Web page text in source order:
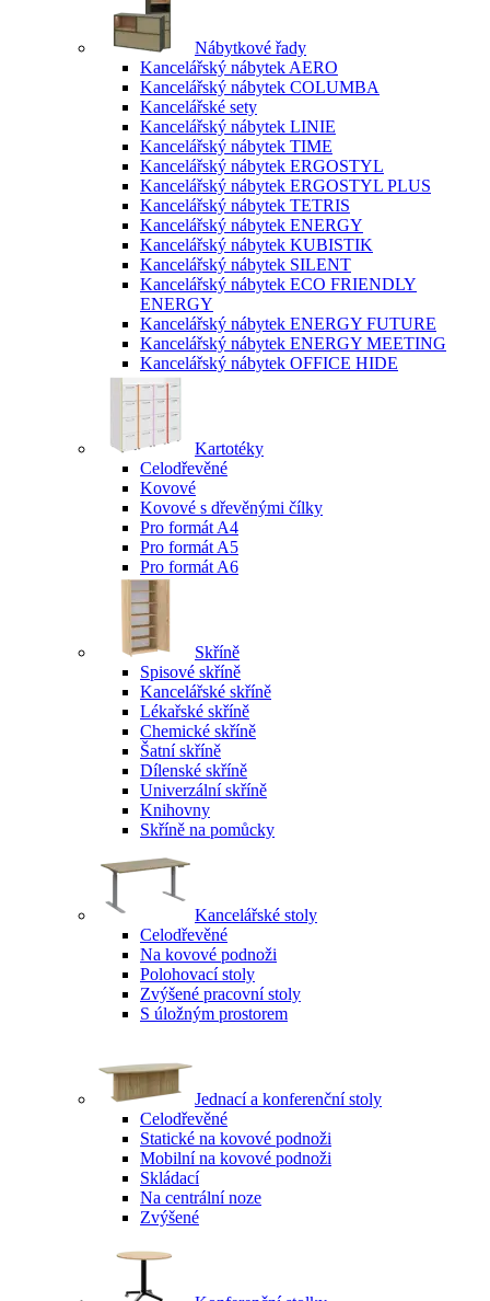
Nábytkové řady
Kancelářský nábytek AERO
Kancelářský nábytek COLUMBA
Kancelářské sety
Kancelářský nábytek LINIE
Kancelářský nábytek TIME
Kancelářský nábytek ERGOSTYL
Kancelářský nábytek ERGOSTYL PLUS
Kancelářský nábytek TETRIS
Kancelářský nábytek ENERGY
Kancelářský nábytek KUBISTIK
Kancelářský nábytek SILENT
Kancelářský nábytek ECO FRIENDLY
ENERGY
Kancelářský nábytek ENERGY FUTURE
Kancelářský nábytek ENERGY MEETING
Kancelářský nábytek OFFICE HIDE
Kartotéky
Celodřevěné
Kovové
Kovové s dřevěnými čílky
Pro formát A4
Pro formát A5
Pro formát A6
Skříně
Spisové skříně
Kancelářské skříně
Lékařské skříně
Chemické skříně
Šatní skříně
Dílenské skříně
Univerzální skříně
Knihovny
Skříně na pomůcky
Kancelářské stoly
Celodřevěné
Na kovové podnoži
Polohovací stoly
Zvýšené pracovní stoly
S úložným prostorem
Jednací a konferenční stoly
Celodřevěné
Statické na kovové podnoži
Mobilní na kovové podnoži
Skládací
Na centrální noze
Zvýšené